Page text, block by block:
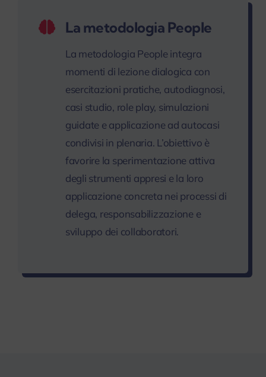
La metodologia People
La metodologia People integra
momenti di lezione dialogica con
esercitazioni pratiche, autodiagnosi,
casi studio, role play, simulazioni
guidate e applicazione ad autocasi
condivisi in plenaria. L’obiettivo è
favorire la sperimentazione attiva
degli strumenti appresi e la loro
applicazione concreta nei processi di
delega, responsabilizzazione e
sviluppo dei collaboratori.